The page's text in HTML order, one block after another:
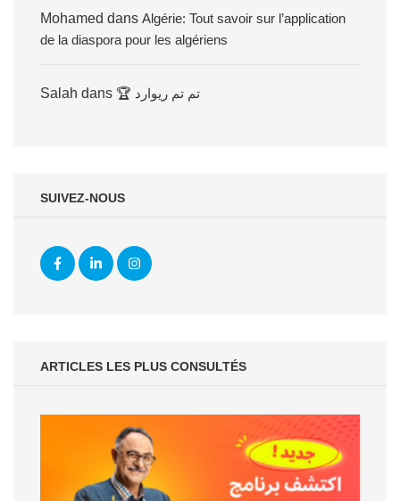
Mohamed dans Algérie: Tout savoir sur l’application
de la diaspora pour les algériens
Salah dans 🏆 تم تم ريوارد
SUIVEZ-NOUS
ARTICLES LES PLUS CONSULTÉS